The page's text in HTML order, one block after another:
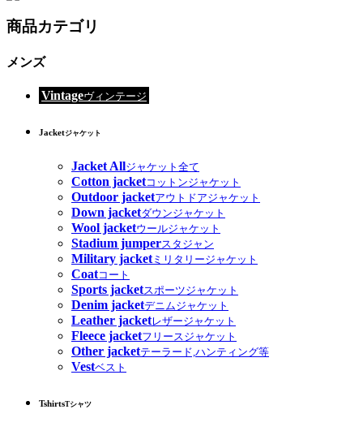
商品カテゴリ
メンズ
Vintageヴィンテージ
Jacketジャケット
Jacket Allジャケット全て
Cotton jacketコットンジャケット
Outdoor jacketアウトドアジャケット
Down jacketダウンジャケット
Wool jacketウールジャケット
Stadium jumperスタジャン
Military jacketミリタリージャケット
Coatコート
Sports jacketスポーツジャケット
Denim jacketデニムジャケット
Leather jacketレザージャケット
Fleece jacketフリースジャケット
Other jacketテーラード,ハンティング等
Vestベスト
TshirtsTシャツ